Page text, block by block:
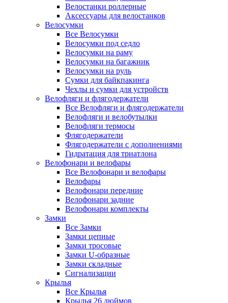
Велостанки роллерные
Аксессуары для велостанков
Велосумки
Все Велосумки
Велосумки под седло
Велосумки на раму
Велосумки на багажник
Велосумки на руль
Сумки для байкпакинга
Чехлы и сумки для устройств
Велофляги и флягодержатели
Все Велофляги и флягодержатели
Велофляги и велобутылки
Велофляги термосы
Флягодержатели
Флягодержатели с дополнениями
Гидратация для триатлона
Велофонари и велофары
Все Велофонари и велофары
Велофары
Велофонари передние
Велофонари задние
Велофонари комплекты
Замки
Все Замки
Замки цепные
Замки тросовые
Замки U-образные
Замки складные
Сигнализации
Крылья
Все Крылья
Крылья 26 дюймов